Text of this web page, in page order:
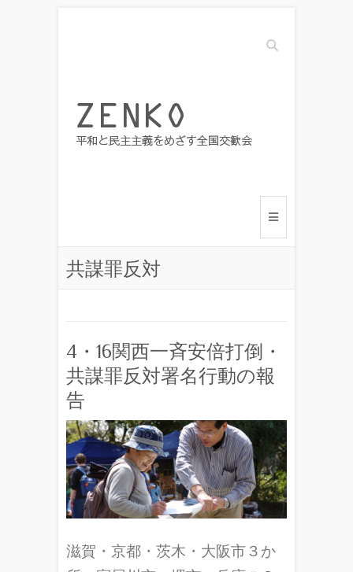
Search
共謀罪反対
4・16関西一斉安倍打倒・
共謀罪反対署名行動の報
告
滋賀・京都・茨木・大阪市３か